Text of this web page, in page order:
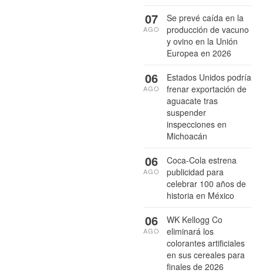
Se prevé caída en la
producción de vacuno
y ovino en la Unión
Europea en 2026
07
AGO
Estados Unidos podría
frenar exportación de
aguacate tras
suspender
inspecciones en
Michoacán
06
AGO
Coca-Cola estrena
publicidad para
celebrar 100 años de
historia en México
06
AGO
WK Kellogg Co
eliminará los
colorantes artificiales
en sus cereales para
finales de 2026
06
AGO